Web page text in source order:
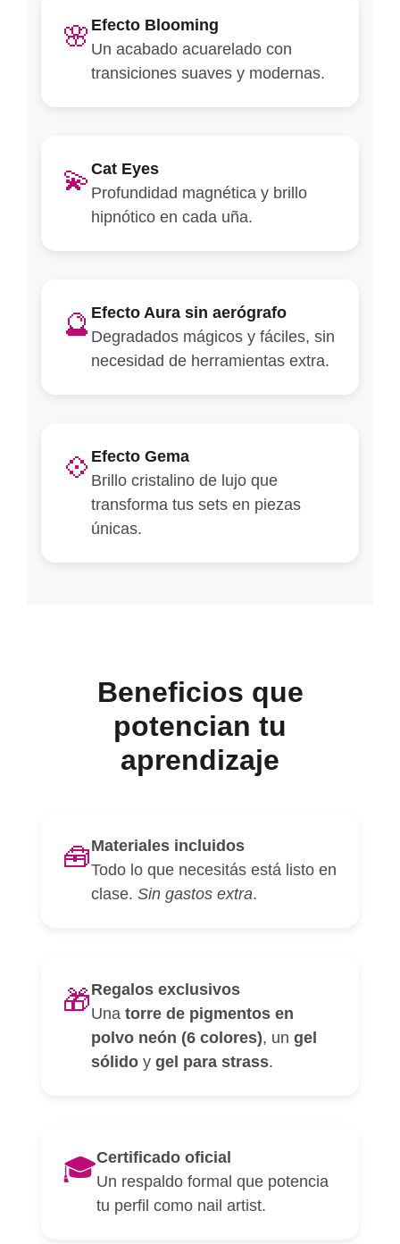
🌸 Efecto Blooming
Un acabado acuarelado con
transiciones suaves y modernas.
💫 Cat Eyes
Profundidad magnética y brillo
hipnótico en cada uña.
🔮 Efecto Aura sin aerógrafo
Degradados mágicos y fáciles, sin
necesidad de herramientas extra.
💠 Efecto Gema
Brillo cristalino de lujo que
transforma tus sets en piezas
únicas.
Beneficios que
potencian tu
aprendizaje
🧰Materiales incluidos
Todo lo que necesitás está listo en
clase. Sin gastos extra.
🎁Regalos exclusivos
Una torre de pigmentos en
polvo neón (6 colores), un gel
sólido y gel para strass.
🎓Certificado oficial
Un respaldo formal que potencia
tu perfil como nail artist.